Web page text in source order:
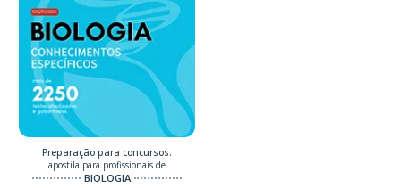
Preparação para concursos:
apostila para profissionais de
BIOLOGIA